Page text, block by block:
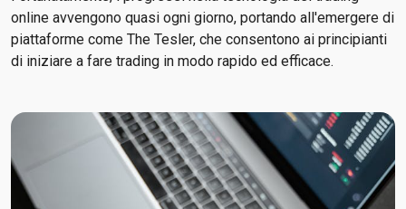
online avvengono quasi ogni giorno, portando all'emergere di
piattaforme come The Tesler, che consentono ai principianti
di iniziare a fare trading in modo rapido ed efficace.